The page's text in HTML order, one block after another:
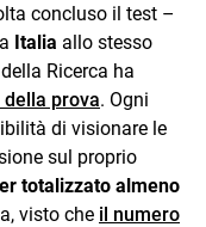
concluso il test –
Italia allo stesso
Ricerca ha
prova. Ogni
di visionare le
sul proprio
totalizzato almeno
visto che il numero